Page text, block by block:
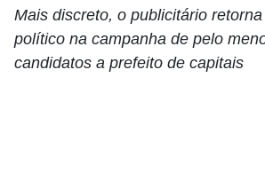
Mais discreto, o publicitário
político na campanha de pelo
candidatos a prefeito de capitais